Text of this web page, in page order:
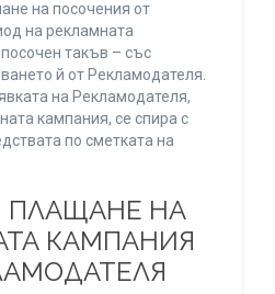
на посочения от
на рекламната
такъв – със
й от Рекламодателя.
на Рекламодателя,
кампания, се спира с
по сметката на
ПЛАЩАНЕ НА
КАМПАНИЯ